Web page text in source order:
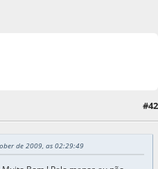
#42
de 2009, as 02:29:49